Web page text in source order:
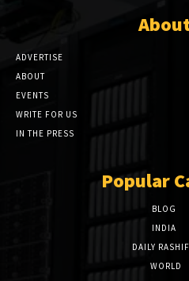
ADVERTISE
ABOUT
EVENTS
WRITE FOR US
IN THE PRESS
Popular
BLOG
INDIA
DAILY
WORLD